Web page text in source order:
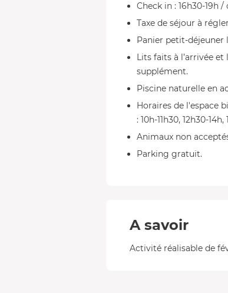
Check in : 16h30-19h /
Taxe de séjour à
Panier petit-déjeuner
Lits faits à l’arrivée
supplément.
Piscine naturelle en
Horaires de l'espace
: 10h-11h30, 12h30-
Animaux non
Parking gratuit.
A savoir
Activité réalisable de